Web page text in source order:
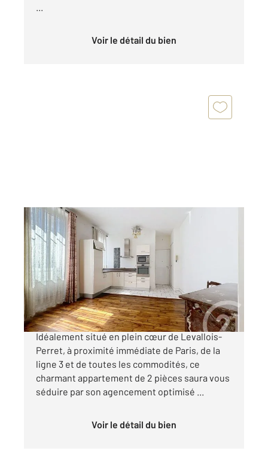
...
Voir le détail du bien
LEVALLOIS PERRET 92
31,91 m 2, 2 pièces
Ref : 3180
Appartement F2 à vendre
229 000 €
DEUX PIECES CHARME DE L'ANCIEN
Idéalement situé en plein cœur de Levallois-
Perret, à proximité immédiate de Paris, de la
ligne 3 et de toutes les commodités, ce
charmant appartement de 2 pièces saura vous
séduire par son agencement optimisé ...
Voir le détail du bien